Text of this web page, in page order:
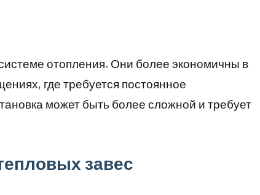
отопления. Они более экономичны в
где требуется постоянное
может быть более сложной и требует
завес